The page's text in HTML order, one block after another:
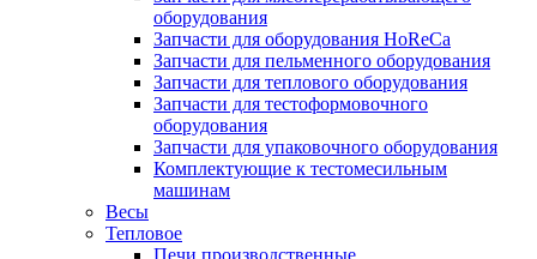
оборудования
Запчасти для оборудования HoReCa
Запчасти для пельменного оборудования
Запчасти для теплового оборудования
Запчасти для тестоформовочного
оборудования
Запчасти для упаковочного оборудования
Комплектующие к тестомесильным
машинам
Весы
Тепловое
Печи производственные